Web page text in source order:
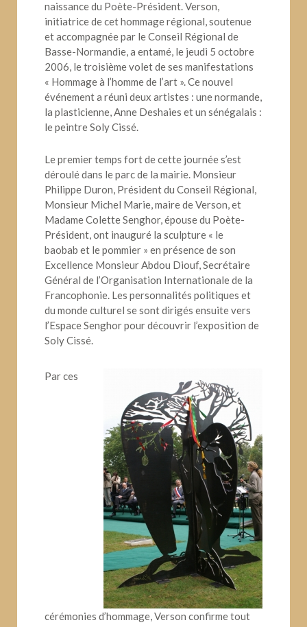
naissance du Poète-Président. Verson,
initiatrice de cet hommage régional, soutenue
et accompagnée par le Conseil Régional de
Basse-Normandie, a entamé, le jeudi 5 octobre
2006, le troisième volet de ses manifestations
« Hommage à l’homme de l’art ». Ce nouvel
événement a réuni deux artistes : une normande,
la plasticienne, Anne Deshaies et un sénégalais :
le peintre Soly Cissé.
Le premier temps fort de cette journée s’est
déroulé dans le parc de la mairie. Monsieur
Philippe Duron, Président du Conseil Régional,
Monsieur Michel Marie, maire de Verson, et
Madame Colette Senghor, épouse du Poète-
Président, ont inauguré la sculpture « le
baobab et le pommier » en présence de son
Excellence Monsieur Abdou Diouf, Secrétaire
Général de l’Organisation Internationale de la
Francophonie. Les personnalités politiques et
du monde culturel se sont dirigés ensuite vers
l’Espace Senghor pour découvrir l’exposition de
Soly Cissé.
Par ces
cérémonies d’hommage, Verson confirme tout